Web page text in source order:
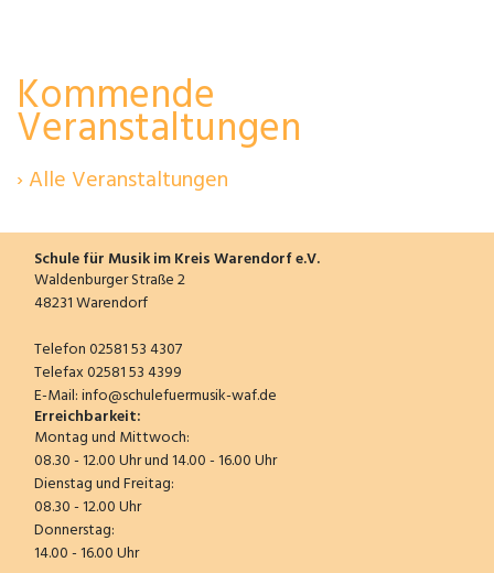
Kommende
Veranstaltungen
› Alle Veranstaltungen
Schule für Musik im Kreis Warendorf e.V.
Waldenburger Straße 2
48231 Warendorf
Telefon 02581 53 4307
Telefax 02581 53 4399
E-Mail:info@schulefuermusik-waf.de
Erreichbarkeit:
Montag und Mittwoch:
08.30 - 12.00 Uhr und 14.00 - 16.00 Uhr
Dienstag und Freitag:
08.30 - 12.00 Uhr
Donnerstag:
14.00 - 16.00 Uhr